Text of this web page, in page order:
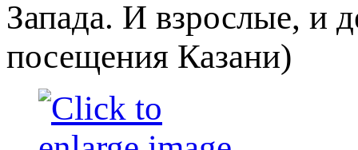
Запада. И взрослые, и
посещения Казани)